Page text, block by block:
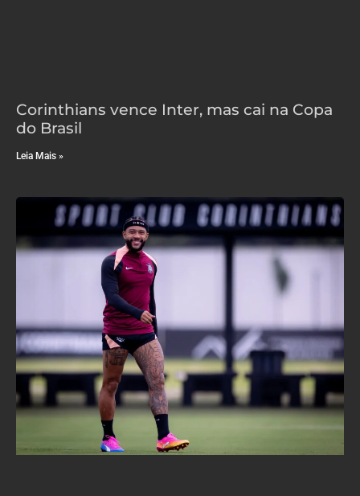
Corinthians vence Inter, mas cai na Copa
do Brasil
Leia Mais »